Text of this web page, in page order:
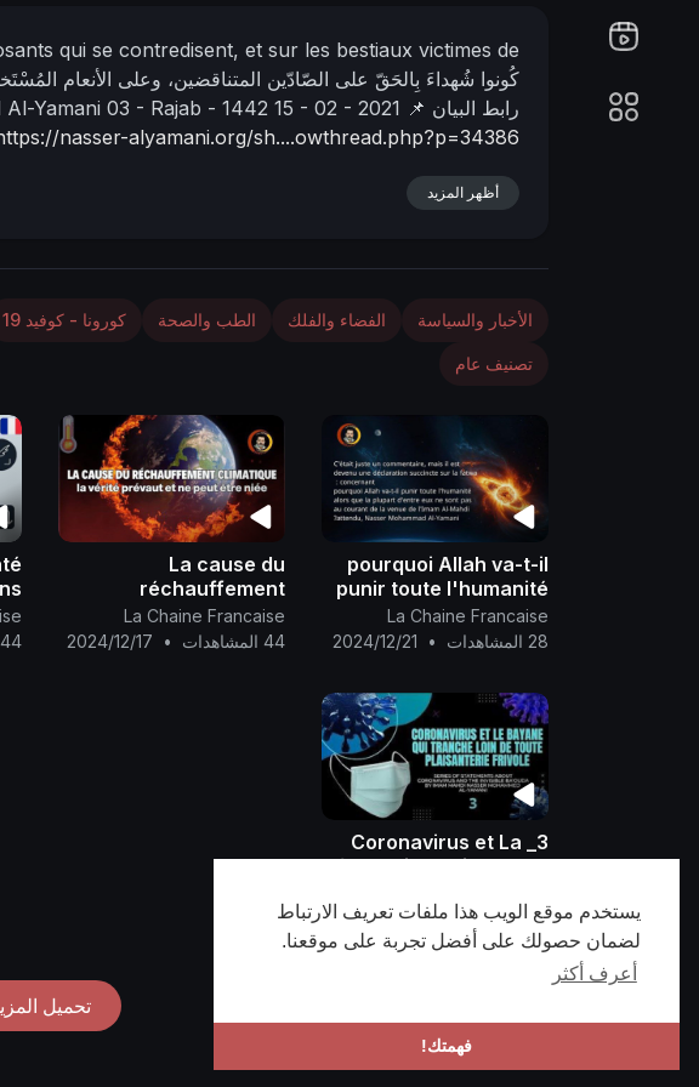
يستخدم موقع الويب هذا ملفات تعريف الارتباط
لضمان حصولك على أفضل تجربة على موقعنا.
أعرف أكثر
فهمتك!
qui se contredisent, et sur les bestiaux victimes de
كُونوا شُهداءَ بِالحَقّ على الصّادّين المتناقضين، وعلى الأنعام
Yamani 03 - Rajab - 1442 15 - 02 - 2021 📌 رابط البيان
nasser-alyamani.org/sh....owthread.php?p=34386
أظهر المزيد
الأخبار والسياسة الفضاء والفلك الطب والصحة كورونا - كوفيد 19
تصنيف عام
pourquoi Allah va-t-il
punir toute l'humanité
eux ne sont pas au
courant de la venue Al-
La Chaine Francaise
28 المشاهدات
•
2024/12/21
La cause du
réchauffement
climatique; la vérité
prévaut et ne peut être
La Chaine Francaise
44 المشاهدات
•
2024/12/17
à
44 المشاهدات
3_ Coronavirus et La
déclaration qui tranche
plaisanterie frivole...
52 المشاهدات
•
2024/12/13
تحميل